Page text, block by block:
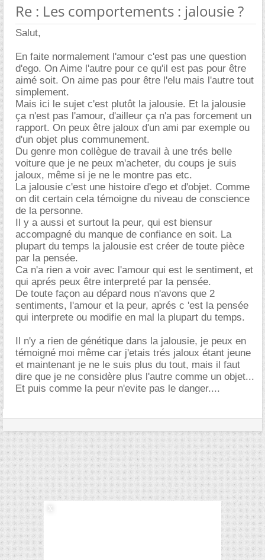
Re : Les comportements : jalousie ?
Salut,
En faite normalement l'amour c'est pas une question
d'ego. On Aime l'autre pour ce qu'il est pas pour être
aimé soit. On aime pas pour être l'elu mais l'autre tout
simplement.
Mais ici le sujet c'est plutôt la jalousie. Et la jalousie
ça n'est pas l'amour, d'ailleur ça n'a pas forcement un
rapport. On peux être jaloux d'un ami par exemple ou
d'un objet plus communement.
Du genre mon collègue de travail à une trés belle
voiture que je ne peux m'acheter, du coups je suis
jaloux, même si je ne le montre pas etc.
La jalousie c'est une histoire d'ego et d'objet. Comme
on dit certain cela témoigne du niveau de conscience
de la personne.
Il y a aussi et surtout la peur, qui est biensur
accompagné du manque de confiance en soit. La
plupart du temps la jalousie est créer de toute pièce
par la pensée.
Ca n'a rien a voir avec l'amour qui est le sentiment, et
qui aprés peux être interpreté par la pensée.
De toute façon au dépard nous n'avons que 2
sentiments, l'amour et la peur, aprés c 'est la pensée
qui interprete ou modifie en mal la plupart du temps.
Il n'y a rien de génétique dans la jalousie, je peux en
témoigné moi même car j'etais trés jaloux étant jeune
et maintenant je ne le suis plus du tout, mais il faut
dire que je ne considère plus l'autre comme un objet...
Et puis comme la peur n'evite pas le danger....